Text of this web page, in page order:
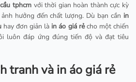
tphcm với thời gian hoàn thành cực kỳ
hưởng đến chất lượng. Dù bạn cần in
hay đơn giản là in áo giá rẻcho một chiến
luôn đáp ứng đúng tiến độ và đạt tiêu
tranh và in áo giá rẻ